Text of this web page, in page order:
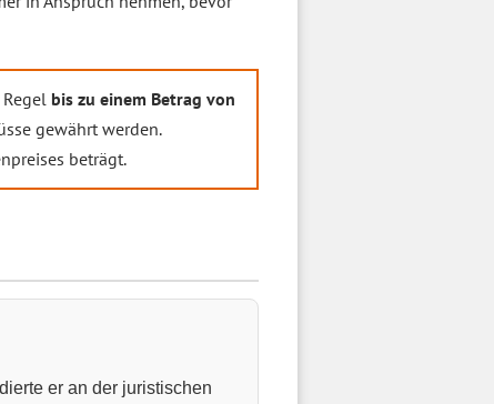
bis zu einem Betrag von
gewährt werden.
beträgt.
er an der juristischen